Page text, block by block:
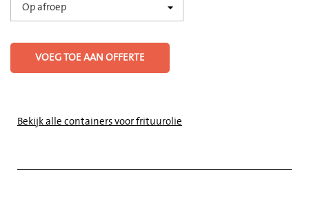
VOEG TOE AAN OFFERTE
Bekijk alle containers voor frituurolie